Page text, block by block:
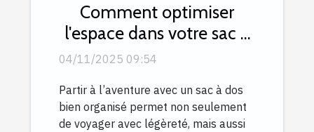
Comment optimiser
l'espace dans votre sac à
dos de voyage ?
04/11/2025 09:54
Partir à l’aventure avec un sac à dos
bien organisé permet non seulement
de voyager avec légèreté, mais aussi